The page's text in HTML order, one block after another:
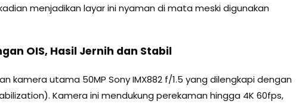
menjadikan layar ini nyaman di mata meski digunakan
OIS, Hasil Jernih dan Stabil
kamera utama 50MP Sony IMX882 f/1.5 yang dilengkapi dengan
Kamera ini mendukung perekaman hingga 4K 60fps,